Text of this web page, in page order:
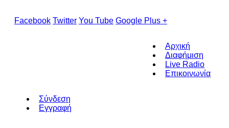
Facebook Twitter You Tube Google Plus +
Αρχική
Διαφήμιση
Live Radio
Επικοινωνία
Σύνδεση
Εγγραφή